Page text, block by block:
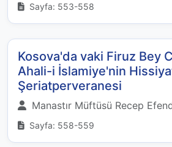
Sayfa: 553-558
Kosova'da vaki Firuz Bey
Ahali-i İslamiye'nin
Şeriatperveranesi
Manastır Müftüsü Recep
Sayfa: 558-559